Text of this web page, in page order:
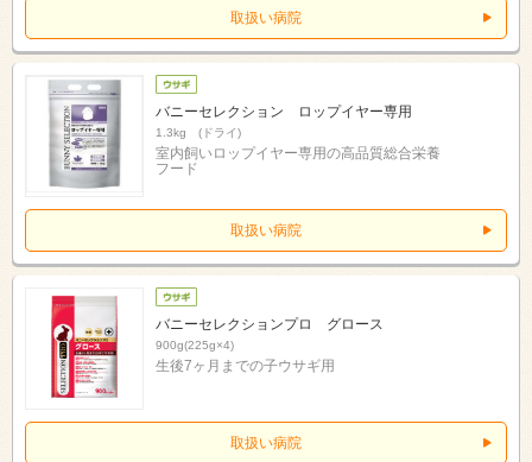
取扱い病院
バニーセレクション ロップイヤー専用
1.3kg (ドライ)
室内飼いロップイヤー専用の高品質総合栄養
フード
取扱い病院
バニーセレクションプロ グロース
900g(225g×4)
生後7ヶ月までの子ウサギ用
取扱い病院